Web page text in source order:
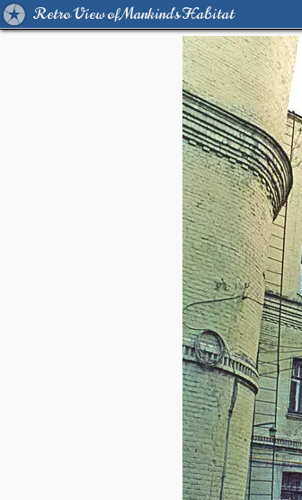
Retro View of Mankind's Habitat